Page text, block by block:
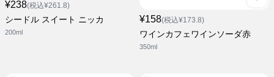
¥238(税込¥261.8)
シードル スイート ニッカ
200ml
¥158(税込¥173.8)
ワインカフェワインソーダ赤
350ml